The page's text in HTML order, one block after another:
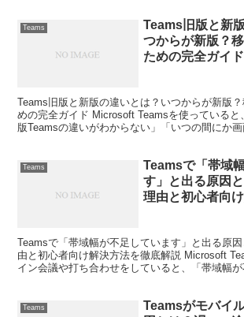
Teams
Teams旧版と新
つからが新版？
ための完全ガイド
Teams旧版と新版の違いとは？いつからが新版
めの完全ガイド Microsoft Teamsを使っていると
版Teamsの違いがわからない」「いつの間にか
Teams
Teamsで「帯域
す」と出る原因
理由と初心者向
Teamsで「帯域幅が不足しています」と出る原
由と初心者向け解決方法を徹底解説 Microsoft
イン会議や打ち合わせをしていると、「帯域幅
Teams
Teamsがモバイ